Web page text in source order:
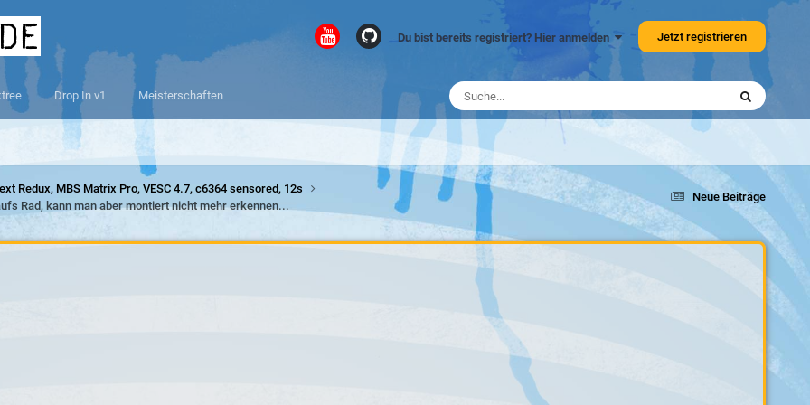
Du bist bereits registriert? Hier anmelden Jetzt registrieren
Drop In v1 Meisterschaften
Neue Beiträge
Redux, MBS Matrix Pro, VESC 4.7, c6364 sensored, 12s
Rad, kann man aber montiert nicht mehr erkennen...